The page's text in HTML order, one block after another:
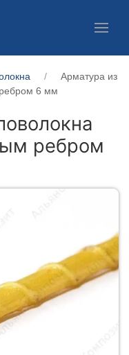
Арматура из
6 мм
ребром